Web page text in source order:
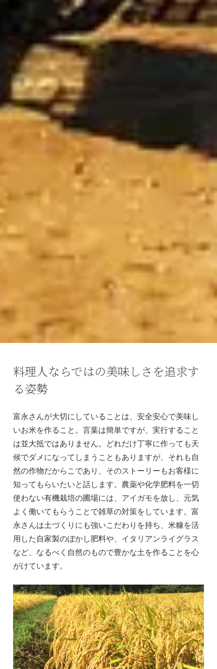
料理人ならではの美味しさを追求す
る姿勢
富永さんが大切にしていることは、安全安心で美味し
いお米を作ること。言葉は簡単ですが、実行すること
は並大抵ではありません。どれだけ丁寧に作っても天
候でダメになってしまうこともありますが、それも自
然の作物だからこであり、そのストーリーもお客様に
知ってもらいたいと話します。農薬や化学肥料を一切
使わない有機栽培の圃場には、アイガモを放し、元気
よく働いてもらうことで雑草の対策をしています。富
永さんは土づくりにも強いこだわりを持ち、米糠を活
用した自家製のぼかし肥料や、イタリアンライグラス
など、なるべく自然のもので豊かな土を作ることを心
がけています。